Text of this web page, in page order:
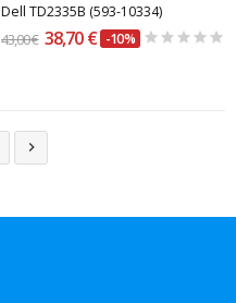
Dell TD2335B (593-10334)
43,00 € 38,70 € -10%
